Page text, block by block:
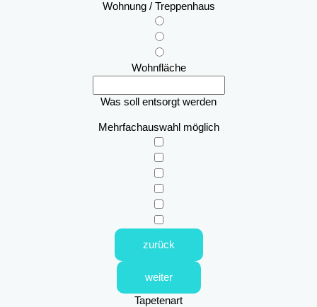
Wohnung / Treppenhaus
Wohnfläche
Was soll entsorgt werden
Mehrfachauswahl möglich
zurück
weiter
Tapetenart